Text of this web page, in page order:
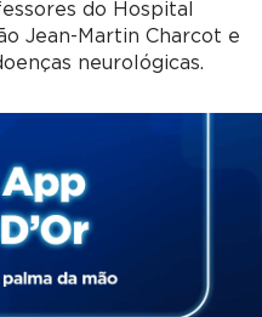
do Hospital
Jean-Martin Charcot e
neurológicas.